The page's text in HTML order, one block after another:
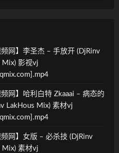
频网】李圣杰 – 手放开 (DjRinv
Mix) 影视vj
频网】哈利白特 Zkaaai – 病态的
LakHous Mix) 素材vj
频网】女版 – 必杀技 (DjRinv
Mix) 素材vj